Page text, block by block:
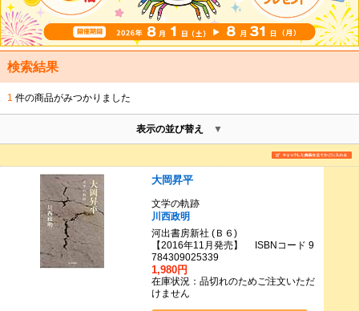
検索結果
1 件の商品がみつかりました
表示の並び替え
大岡昇平
文学の軌跡
川西政明
河出書房新社 (Ｂ６)
【2016年11月発売】 ISBNコード 9
784309025339
1,980円
在庫状況：品切れのためご注文いただ
けません